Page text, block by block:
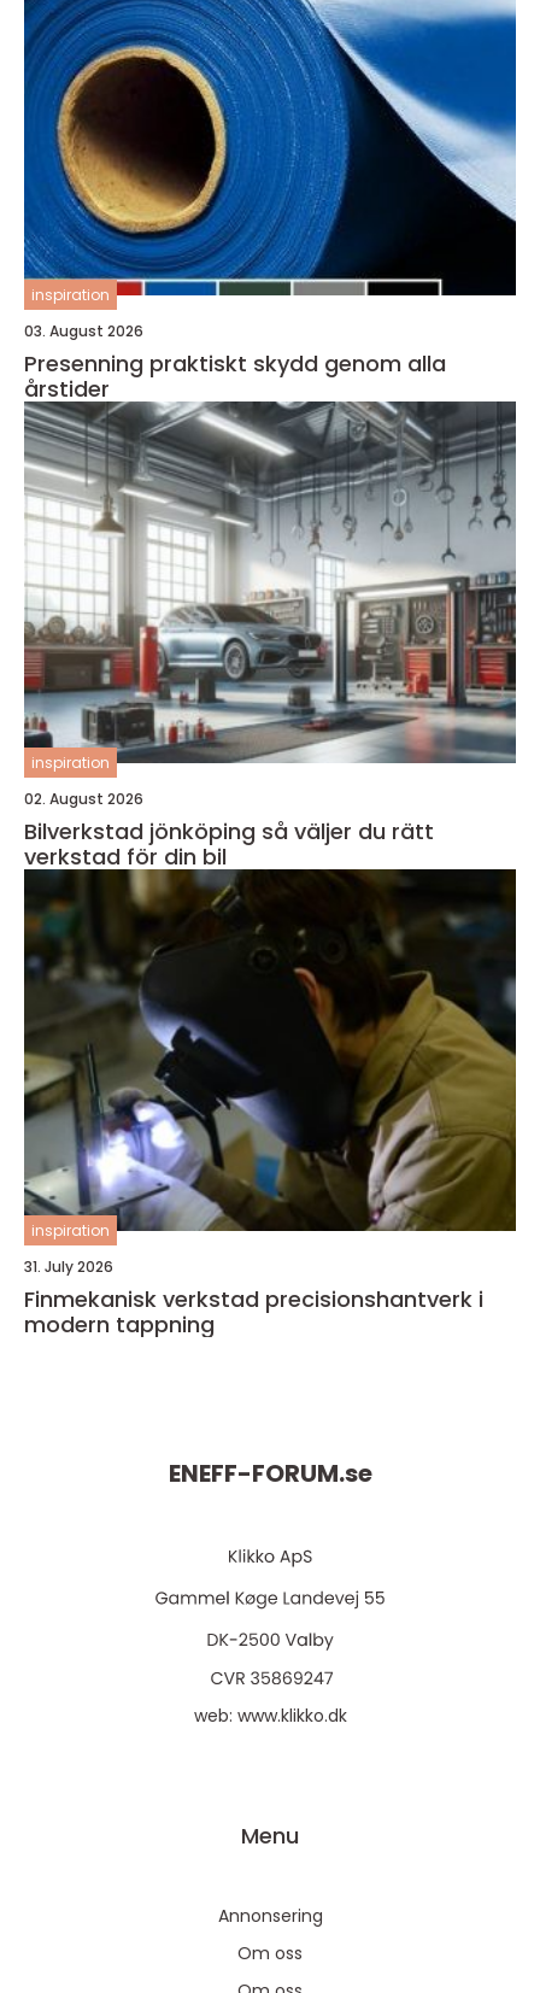
inspiration
03. August 2026
Presenning praktiskt skydd genom alla
årstider
inspiration
02. August 2026
Bilverkstad jönköping så väljer du rätt
verkstad för din bil
inspiration
31. July 2026
Finmekanisk verkstad precisionshantverk i
modern tappning
ENEFF-FORUM.se
web: www.klikko.dk
Menu
Annonsering
Om oss